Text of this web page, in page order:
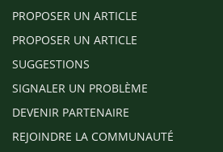
PROPOSER UN ARTICLE
PROPOSER UN ARTICLE
SUGGESTIONS
SIGNALER UN PROBLÈME
DEVENIR PARTENAIRE
REJOINDRE LA COMMUNAUTÉ